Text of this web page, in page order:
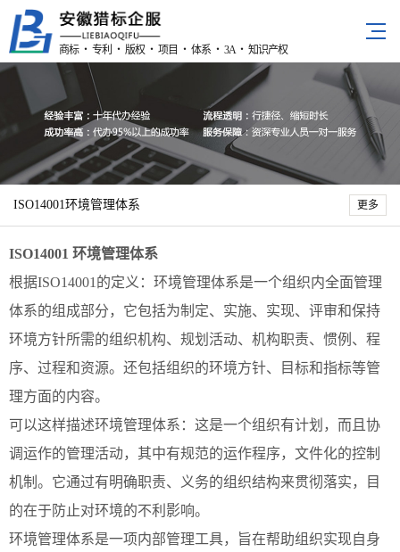
商标 ・ 专利 ・ 版权 ・ 项目 ・ 体系 ・ 3A ・ 知识产权
更多
ISO14001环境管理体系
ISO14001 环境管理体系
根据ISO14001的定义：环境管理体系是一个组织内全面管理
体系的组成部分，它包括为制定、实施、实现、评审和保持
环境方针所需的组织机构、规划活动、机构职责、惯例、程
序、过程和资源。还包括组织的环境方针、目标和指标等管
理方面的内容。
可以这样描述环境管理体系：这是一个组织有计划，而且协
调运作的管理活动，其中有规范的运作程序，文件化的控制
机制。它通过有明确职责、义务的组织结构来贯彻落实，目
的在于防止对环境的不利影响。
环境管理体系是一项内部管理工具，旨在帮助组织实现自身